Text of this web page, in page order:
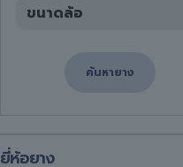
ค้นหายาง
ยี่ห้อยาง